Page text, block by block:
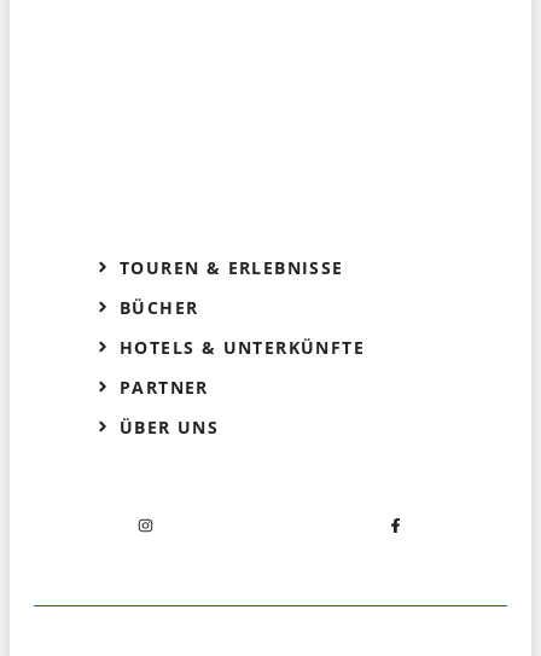
TOUREN & ERLEBNISSE
BÜCHER
HOTELS & UNTERKÜNFTE
PARTNER
ÜBER UNS